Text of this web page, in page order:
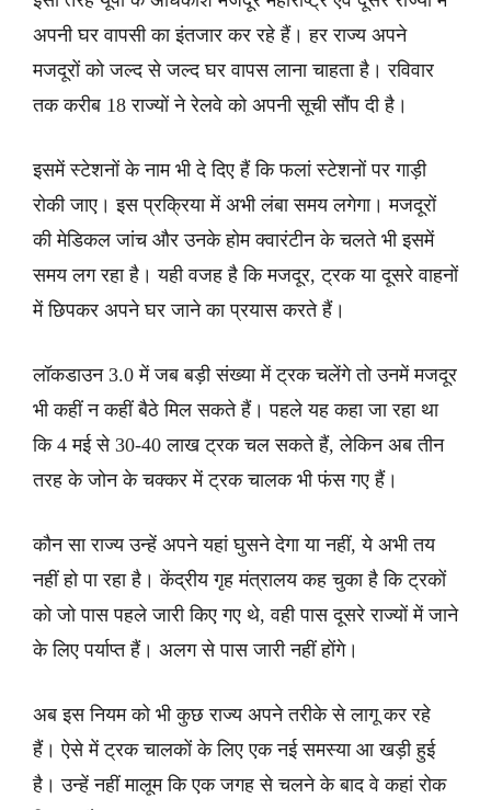
अपनी घर वापसी का इंतजार कर रहे हैं। हर राज्य अपने
मजदूरों को जल्द से जल्द घर वापस लाना चाहता है। रविवार
तक करीब 18 राज्यों ने रेलवे को अपनी सूची सौंप दी है।
इसमें स्टेशनों के नाम भी दे दिए हैं कि फलां स्टेशनों पर गाड़ी
रोकी जाए। इस प्रक्रिया में अभी लंबा समय लगेगा। मजदूरों
की मेडिकल जांच और उनके होम क्वारंटीन के चलते भी इसमें
समय लग रहा है। यही वजह है कि मजदूर, ट्रक या दूसरे वाहनों
में छिपकर अपने घर जाने का प्रयास करते हैं।
लॉकडाउन 3.0 में जब बड़ी संख्या में ट्रक चलेंगे तो उनमें मजदूर
भी कहीं न कहीं बैठे मिल सकते हैं। पहले यह कहा जा रहा था
कि 4 मई से 30-40 लाख ट्रक चल सकते हैं, लेकिन अब तीन
तरह के जोन के चक्कर में ट्रक चालक भी फंस गए हैं।
कौन सा राज्य उन्हें अपने यहां घुसने देगा या नहीं, ये अभी तय
नहीं हो पा रहा है। केंद्रीय गृह मंत्रालय कह चुका है कि ट्रकों
को जो पास पहले जारी किए गए थे, वही पास दूसरे राज्यों में जाने
के लिए पर्याप्त हैं। अलग से पास जारी नहीं होंगे।
अब इस नियम को भी कुछ राज्य अपने तरीके से लागू कर रहे
हैं। ऐसे में ट्रक चालकों के लिए एक नई समस्या आ खड़ी हुई
है। उन्हें नहीं मालूम कि एक जगह से चलने के बाद वे कहां रोक